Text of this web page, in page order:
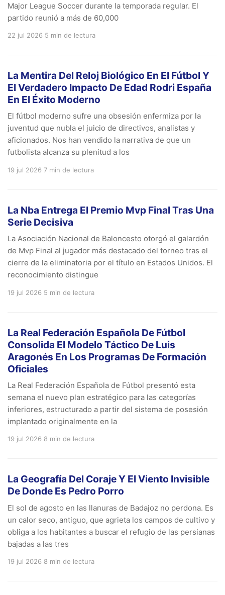
Major League Soccer durante la temporada regular. El
partido reunió a más de 60,000
22 jul 2026 5 min de lectura
La Mentira Del Reloj Biológico En El Fútbol Y
El Verdadero Impacto De Edad Rodri España
En El Éxito Moderno
El fútbol moderno sufre una obsesión enfermiza por la
juventud que nubla el juicio de directivos, analistas y
aficionados. Nos han vendido la narrativa de que un
futbolista alcanza su plenitud a los
19 jul 2026 7 min de lectura
La Nba Entrega El Premio Mvp Final Tras Una
Serie Decisiva
La Asociación Nacional de Baloncesto otorgó el galardón
de Mvp Final al jugador más destacado del torneo tras el
cierre de la eliminatoria por el título en Estados Unidos. El
reconocimiento distingue
19 jul 2026 5 min de lectura
La Real Federación Española De Fútbol
Consolida El Modelo Táctico De Luis
Aragonés En Los Programas De Formación
Oficiales
La Real Federación Española de Fútbol presentó esta
semana el nuevo plan estratégico para las categorías
inferiores, estructurado a partir del sistema de posesión
implantado originalmente en la
19 jul 2026 8 min de lectura
La Geografía Del Coraje Y El Viento Invisible
De Donde Es Pedro Porro
El sol de agosto en las llanuras de Badajoz no perdona. Es
un calor seco, antiguo, que agrieta los campos de cultivo y
obliga a los habitantes a buscar el refugio de las persianas
bajadas a las tres
19 jul 2026 8 min de lectura